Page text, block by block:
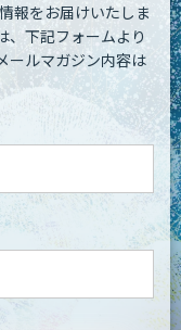
報をお届けいたしま
、下記フォームより
ールマガジン内容は